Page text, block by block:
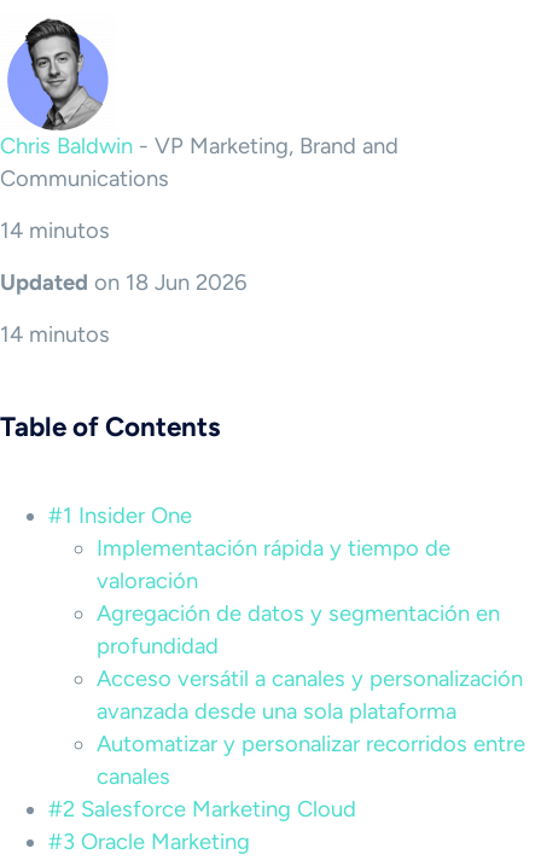
Chris Baldwin - VP Marketing, Brand and
Communications
14 minutos
Updated on 18 Jun 2026
14 minutos
Table of Contents
#1 Insider One
Implementación rápida y tiempo de
valoración
Agregación de datos y segmentación en
profundidad
Acceso versátil a canales y personalización
avanzada desde una sola plataforma
Automatizar y personalizar recorridos entre
canales
#2 Salesforce Marketing Cloud
#3 Oracle Marketing